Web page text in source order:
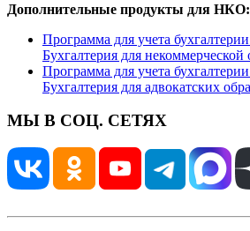
Дополнительные продукты для НКО:
Программа для учета
Бухгалтерия для некоммерческой
Программа для учета
Бухгалтерия для адвокатских
МЫ В СОЦ. СЕТЯХ